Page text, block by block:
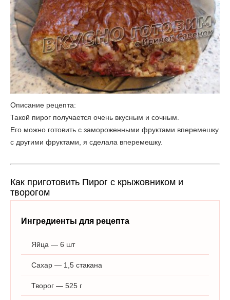
Описание рецепта:
Такой пирог получается очень вкусным и сочным.
Его можно готовить с замороженными фруктами вперемешку
с другими фруктами, я сделала вперемешку.
Как приготовить Пирог с крыжовником и
творогом
Ингредиенты для рецепта
Яйца — 6 шт
Сахар — 1,5 стакана
Творог — 525 г